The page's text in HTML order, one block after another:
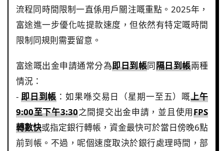
流程同時間限制一直係用戶關注嘅重點。2025年，
富途進一步優化咗提款速度，但依然有特定嘅時間
限制同規則需要留意。
富途嘅出金申請通常分為即日到帳同隔日到帳兩種
情況：
- 即日到帳 ：如果喺交易日（星期一至五）嘅上午
9:00至下午3:30之間提交出金申請，並且使用FPS
轉數快或指定銀行轉帳，資金最快可於當日傍晚6點
前到帳。不過，呢個速度取決於銀行處理時間，部